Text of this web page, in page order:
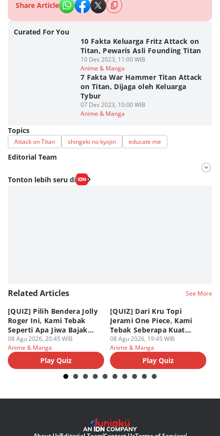
Share Article
Curated For You
10 Fakta Keluarga Fritz Attack on
Titan, Pewaris Asli Founding Titan
10 Des 2023, 11:00 WIB
Anime & Manga
7 Fakta War Hammer Titan Attack
on Titan, Dijaga oleh Keluarga
Tybur
07 Des 2023, 10:00 WIB
Anime & Manga
Topics
Attack on Titan shingeki no kyojin educate me
Editorial Team
Editor
Fahrul Razi Uni Nurullah
Tonton lebih seru di
Related Articles See More
[QUIZ] Pilih Bendera Jolly
Roger Ini, Kami Tebak
Seperti Apa Jiwa Bajak
Laut Dalam Dirimu
08 Agu 2026, 20:45 WIB
Anime & Manga
Play Quiz
[QUIZ] Dari Kru Topi
Jerami One Piece, Kami
Tebak Seberapa Kuat
Mentalmu
08 Agu 2026, 19:45 WIB
Anime & Manga
Play Quiz